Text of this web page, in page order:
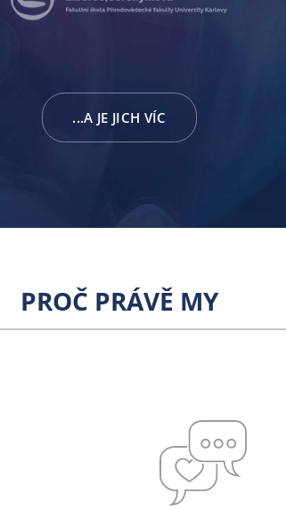
...A JE JICH VÍC
PROČ PRÁVĚ MY